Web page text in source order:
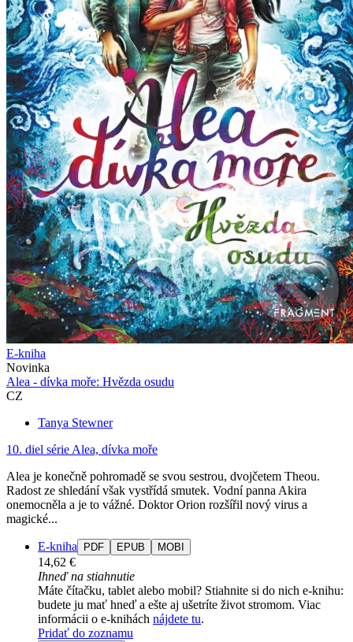
E-kniha
Novinka
Alea - dívka moře: Hvězda osudu
CZ
Tanya Stewner
10. diel série Alea, dívka moře
Alea je konečně pohromadě se svou sestrou, dvojčetem Theou.
Radost ze shledání však vystřídá smutek. Vodní panna Akira
onemocněla a je to vážné. Doktor Orion rozšířil nový virus a
magické...
E-kniha PDF EPUB MOBI
14,62 €
Ihneď na stiahnutie
Máte čítačku, tablet alebo mobil? Stiahnite si do nich e-knihu:
budete ju mať hneď a ešte aj ušetríte život stromom. Viac
informácii o e-knihách nájdete tu.
Pridať do zoznamu